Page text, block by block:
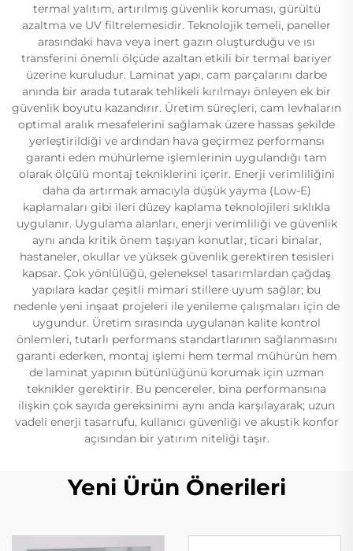
termal yalıtım, artırılmış güvenlik koruması, gürültü
azaltma ve UV filtrelemesidir. Teknolojik temeli, paneller
arasındaki hava veya inert gazın oluşturduğu ve ısı
transferini önemli ölçüde azaltan etkili bir termal bariyer
üzerine kuruludur. Laminat yapı, cam parçalarını darbe
anında bir arada tutarak tehlikeli kırılmayı önleyen ek bir
güvenlik boyutu kazandırır. Üretim süreçleri, cam levhaların
optimal aralık mesafelerini sağlamak üzere hassas şekilde
yerleştirildiği ve ardından hava geçirmez performansı
garanti eden mühürleme işlemlerinin uygulandığı tam
olarak ölçülü montaj tekniklerini içerir. Enerji verimliliğini
daha da artırmak amacıyla düşük yayma (Low-E)
kaplamaları gibi ileri düzey kaplama teknolojileri sıklıkla
uygulanır. Uygulama alanları, enerji verimliliği ve güvenlik
aynı anda kritik önem taşıyan konutlar, ticari binalar,
hastaneler, okullar ve yüksek güvenlik gerektiren tesisleri
kapsar. Çok yönlülüğü, geleneksel tasarımlardan çağdaş
yapılara kadar çeşitli mimari stillere uyum sağlar; bu
nedenle yeni inşaat projeleri ile yenileme çalışmaları için de
uygundur. Üretim sırasında uygulanan kalite kontrol
önlemleri, tutarlı performans standartlarının sağlanmasını
garanti ederken, montaj işlemi hem termal mühürün hem
de laminat yapının bütünlüğünü korumak için uzman
teknikler gerektirir. Bu pencereler, bina performansına
ilişkin çok sayıda gereksinimi aynı anda karşılayarak; uzun
vadeli enerji tasarrufu, kullanıcı güvenliği ve akustik konfor
açısından bir yatırım niteliği taşır.
Yeni Ürün Önerileri